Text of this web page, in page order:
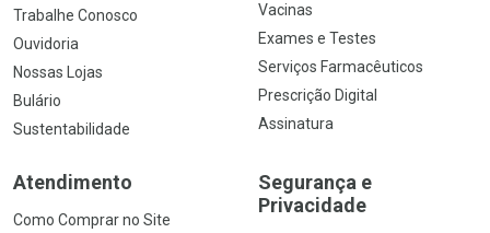
Trabalhe Conosco
Ouvidoria
Nossas Lojas
Bulário
Sustentabilidade
Vacinas
Exames e Testes
Serviços Farmacêuticos
Prescrição Digital
Assinatura
Atendimento
Como Comprar no Site
Segurança e
Privacidade